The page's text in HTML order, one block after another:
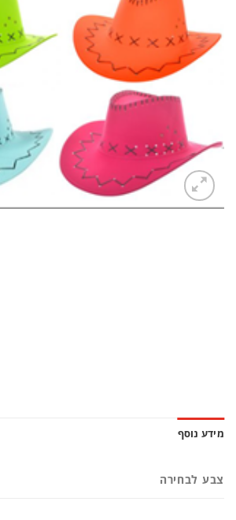
מידע נוסף
צבע לבחירה